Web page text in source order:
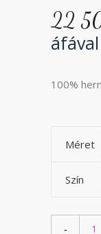
22
áfával
100%
Méret
Szín